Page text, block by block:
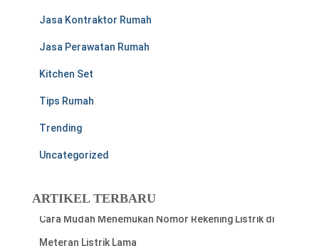
Jasa Kontraktor Rumah
Jasa Perawatan Rumah
Kitchen Set
Tips Rumah
Trending
Uncategorized
ARTIKEL TERBARU